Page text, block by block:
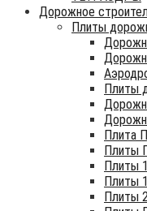
Дорожное
Плиты
Плиты
Плита
Плиты
Плиты
Плиты
Плиты